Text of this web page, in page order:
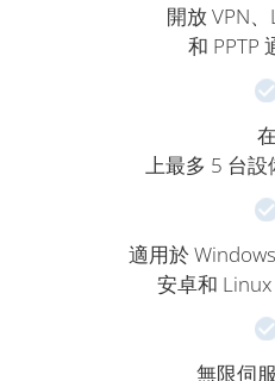
開放 VPN
和 PPTP
在
上最多 5 台
適用於
安卓和
無限伺